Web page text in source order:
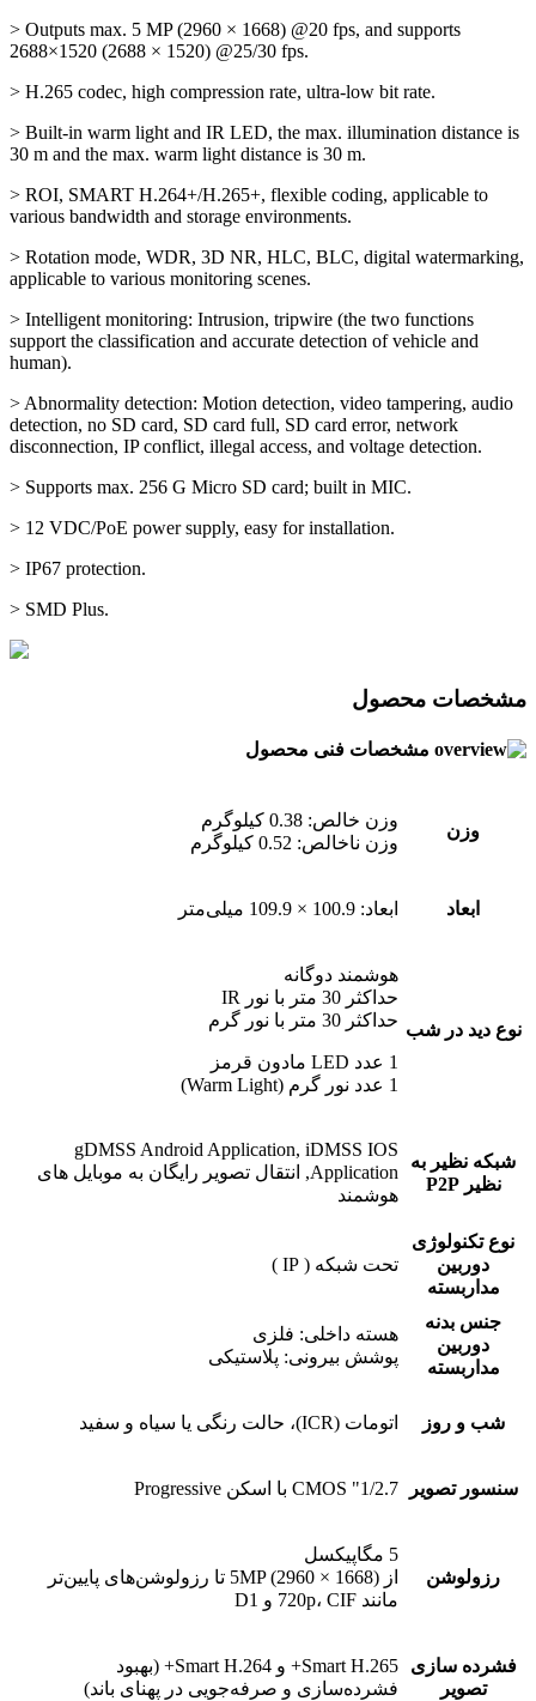
> Outputs max. 5 MP (2960 × 1668) @20 fps, and supports
2688×1520 (2688 × 1520) @25/30 fps.
> H.265 codec, high compression rate, ultra-low bit rate.
> Built-in warm light and IR LED, the max. illumination distance is
30 m and the max. warm light distance is 30 m.
> ROI, SMART H.264+/H.265+, flexible coding, applicable to
various bandwidth and storage environments.
> Rotation mode, WDR, 3D NR, HLC, BLC, digital watermarking,
applicable to various monitoring scenes.
> Intelligent monitoring: Intrusion, tripwire (the two functions
support the classification and accurate detection of vehicle and
human).
> Abnormality detection: Motion detection, video tampering, audio
detection, no SD card, SD card full, SD card error, network
disconnection, IP conflict, illegal access, and voltage detection.
> Supports max. 256 G Micro SD card; built in MIC.
> 12 VDC/PoE power supply, easy for installation.
> IP67 protection.
> SMD Plus.
مشخصات محصول
مشخصات فنی محصول
وزن
وزن خالص: 0.38 کیلوگرم
وزن ناخالص: 0.52 کیلوگرم
ابعاد ابعاد: 100.9 × 109.9 میلی‌متر
نوع دید در شب
هوشمند دوگانه
حداکثر 30 متر با نور IR
حداکثر 30 متر با نور گرم
1 عدد LED مادون قرمز
1 عدد نور گرم (Warm Light)
شبکه نظیر به
نظیر P2P
gDMSS Android Application, iDMSS IOS
Application, انتقال تصویر رایگان به موبایل های
هوشمند
نوع تکنولوژی
دوربین
مداربسته
تحت شبکه ( IP )
جنس بدنه
دوربین
مداربسته
هسته داخلی: فلزی
پوشش بیرونی: پلاستیکی
شب و روز اتومات (ICR)، حالت رنگی یا سیاه‌ و سفید
سنسور تصویر 1/2.7" CMOS با اسکن Progressive
رزولوشن
5 مگاپیکسل
از 5MP (2960 × 1668) تا رزولوشن‌های پایین‌تر
مانند 720p، CIF و D1
فشرده سازی
تصویر
Smart H.265+ و Smart H.264+ (بهبود
فشرده‌سازی و صرفه‌جویی در پهنای باند)